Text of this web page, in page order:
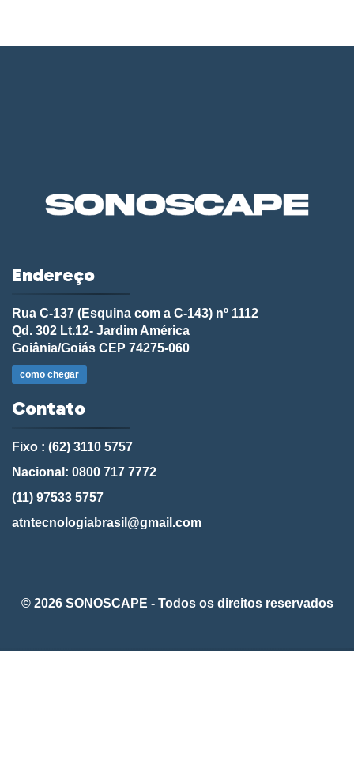
Endereço
Rua C-137 (Esquina com a C-143) nº 1112
Qd. 302 Lt.12- Jardim América
Goiânia/Goiás CEP 74275-060
como chegar
Contato
Fixo : (62) 3110 5757
Nacional: 0800 717 7772
(11) 97533 5757
atntecnologiabrasil@gmail.com
© 2026 SONOSCAPE - Todos os direitos reservados